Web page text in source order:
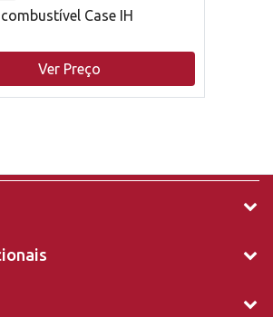
Case IH
Ver Preço